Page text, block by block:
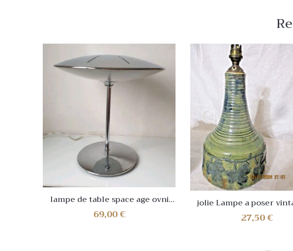
lampe de table space age ovni
metal vintage ufo esprit
paquebot champignon
69,00€
jolie Lampe a poser vintage en
céramique vernissé Acolay autre
? 1950/60
27,50€